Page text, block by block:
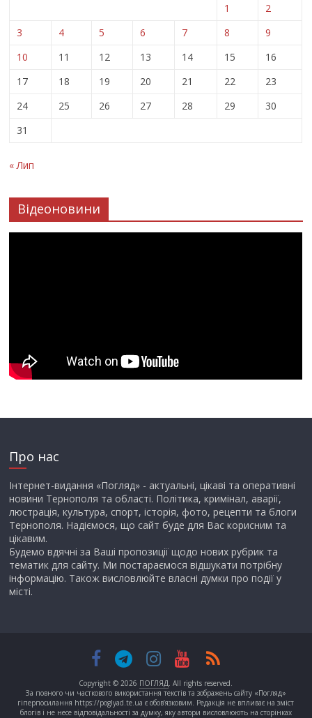
1
2
3
4 5 6 7 8
9
10
11 12 13 14 15
16
17
18 19 20 21 22
23
24
25 26 27 28 29
30
31
« Лип
Відеоновини
Про нас
Інтернет-видання «Погляд» - актуальні, цікаві та оперативні
новини Тернополя та області. Політика, кримінал, аварії,
люстрація, культура, спорт, історія, фото, рецепти та блоги
Тернополя. Надіємося, що сайт буде для Вас корисним та
цікавим.
Будемо вдячні за Ваші пропозиції щодо нових рубрик та
тематик для сайту. Ми постараємося відшукати потрібну
інформацію. Також висловлюйте власні думки про події у
місті.
Copyright © 2026 ПОГЛЯД. All rights reserved.
За повного чи часткового використання текстів та зображень сайту «Погляд»
гіперпосилання https://poglyad.te.ua є обов’язковим. Редакція не впливає на зміст
блогів і не несе відповідальності за думку, яку автори висловлюють на сторінках